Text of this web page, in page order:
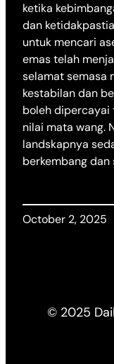
ketika
dan
untuk mencari
emas telah
selamat semasa
kestabilan dan
boleh dipercayai
nilai mata wang.
landskapnya
berkembang
October 2, 2025
© 2025